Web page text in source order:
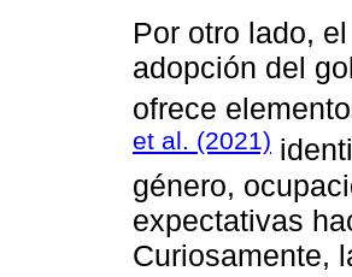
Por otro lado,
adopción del
ofrece
et al. (2021)
género,
expectativas
Curiosamente,